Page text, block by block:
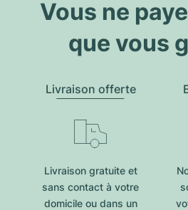
Vous ne
que vous
Livraison offerte
Livraison gratuite et
sans contact à votre
domicile ou dans un